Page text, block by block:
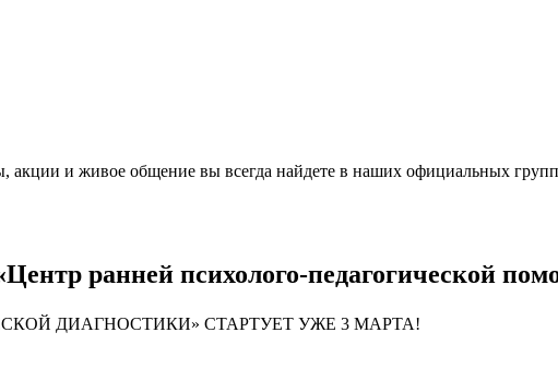
акции и живое общение вы всегда найдете в наших официальных
ранней психолого-педагогической
ДИАГНОСТИКИ» СТАРТУЕТ УЖЕ 3 МАРТА!